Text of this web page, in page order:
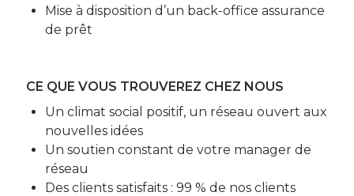
Mise à disposition d’un back-office assurance
de prêt
CE QUE VOUS TROUVEREZ CHEZ NOUS
Un climat social positif, un réseau ouvert aux
nouvelles idées
Un soutien constant de votre manager de
réseau
Des clients satisfaits : 99 % de nos clients